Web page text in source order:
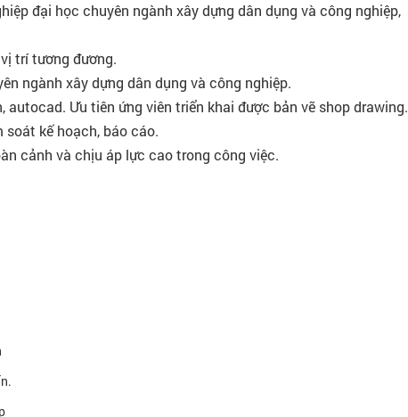
đại học chuyên ngành xây dựng dân dụng và công nghiệp,
trí tương đương.
ngành xây dựng dân dụng và công nghiệp.
autocad. Ưu tiên ứng viên triển khai được bản vẽ shop drawing.
soát kế hoạch, báo cáo.
cảnh và chịu áp lực cao trong công việc.